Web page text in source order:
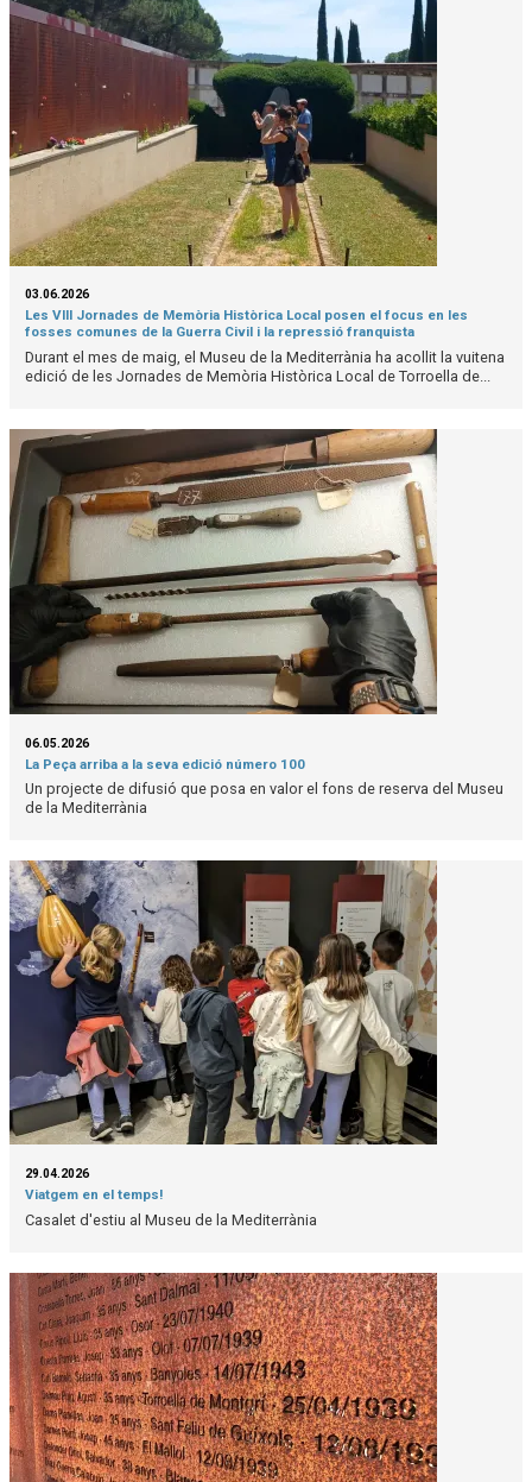
03.06.2026
Les VIII Jornades de Memòria Històrica Local posen el focus en les
fosses comunes de la Guerra Civil i la repressió franquista
Durant el mes de maig, el Museu de la Mediterrània ha acollit la vuitena
edició de les Jornades de Memòria Històrica Local de Torroella de...
06.05.2026
La Peça arriba a la seva edició número 100
Un projecte de difusió que posa en valor el fons de reserva del Museu
de la Mediterrània
29.04.2026
Viatgem en el temps!
Casalet d'estiu al Museu de la Mediterrània